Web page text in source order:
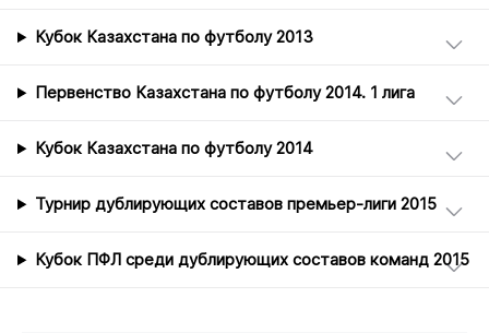
Кубок Казахстана по футболу 2013
Первенство Казахстана по футболу 2014. 1 лига
Кубок Казахстана по футболу 2014
Турнир дублирующих составов премьер-лиги 2015
Кубок ПФЛ среди дублирующих составов команд 2015